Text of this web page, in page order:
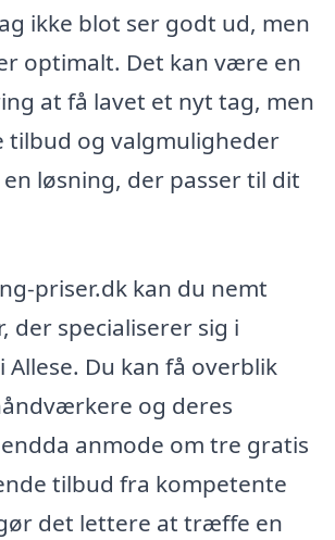
ikke blot ser godt ud, men
optimalt. Det kan være en
at få lavet et nyt tag, men
tilbud og valgmuligheder
løsning, der passer til dit
priser.dk kan du nemt
der specialiserer sig i
Du kan få overblik
og deres
anmode om tre gratis
tilbud fra kompetente
det lettere at træffe en